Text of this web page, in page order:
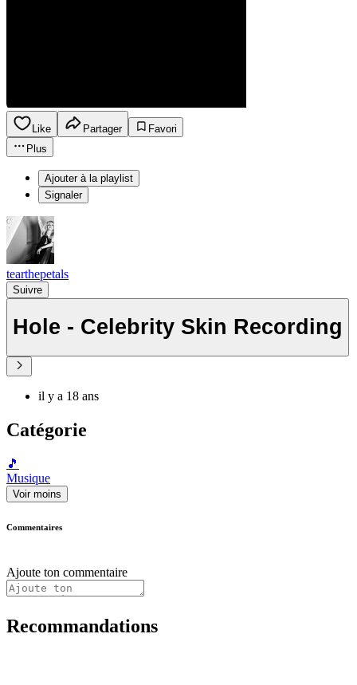
Like Partager
Favori
Plus
Ajouter à la playlist
Signaler
tearthepetals
Suivre
Hole - Celebrity Skin Recording
il y a 18 ans
Catégorie
🎵
Musique
Voir moins
Commentaires
Ajoute ton commentaire
Recommandations